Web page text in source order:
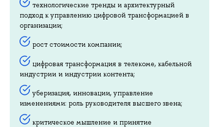
технологические тренды и архитектурный
подход к управлению цифровой трансформацией в
организации;
рост стоимости компании;
цифровая трансформация в телекоме, кабельной
индустрии и индустрии контента;
уберизация, инновации, управление
изменениями: роль руководителя высшего звена;
критическое мышление и принятие